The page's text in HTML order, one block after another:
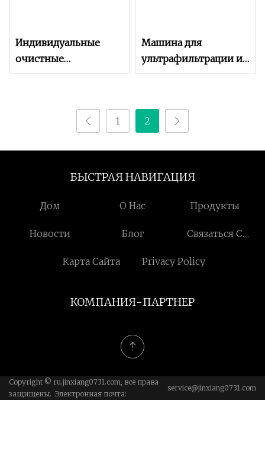
Индивидуальные
очистные
сооружения с
оросительная вода,
сооружения
Машина для
ультрафильтрации и
очистки воды
1 2
БЫСТРАЯ НАВИГАЦИЯ
Дом О Нас Продукты
Новости Блог
Связаться С
Карта Сайта
Privacy Policy
КОМПАНИЯ-ПАРТНЕР
Copyright © ru.jinxiang0731.com, все права
защищены. Электронная почта:
service@jinxiang0731.com